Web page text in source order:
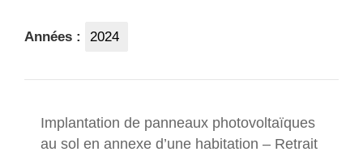
Années : 2024
Implantation de panneaux photovoltaïques
au sol en annexe d’une habitation – Retrait